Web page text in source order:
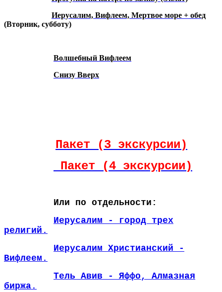
Иерусалим, Вифлеем, Мертвое море + обед
(Вторник, субботу)
Волшебный Вифлеем
Снизу Вверх
Пакет (3 экскурсии)
Пакет (4 экскурсии)
Или по отдельности:
Иерусалим - город трех
религий.
Иерусалим Христианский -
Вифлеем.
Тель Авив - Яффо, Алмазная
биржа.